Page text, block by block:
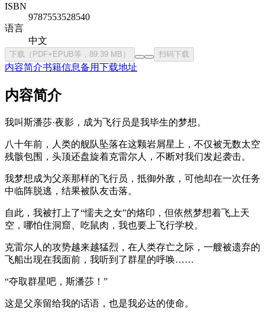
ISBN
9787553528540
语言
中文
下载（PDF+EPUB等，89.39 MB） 扫码下载
内容简介书籍信息备用下载地址
内容简介
我叫斯潘莎·夜影，成为飞行员是我毕生的梦想。
八十年前，人类的舰队坠落在这颗岩屑星上，不仅被无数太空
残骸包围，头顶还盘旋着克雷尔人，不断对我们发起袭击。
我梦想成为父亲那样的飞行员，抵御外敌，可他却在一次任务
中临阵脱逃，结果被队友击落。
自此，我被打上了“懦夫之女”的烙印，但依然梦想着飞上天
空，哪怕住洞窟、吃鼠肉，我也要上飞行学校。
克雷尔人的攻势越来越猛烈，在人类存亡之际，一艘被遗弃的
飞船出现在我面前，我听到了群星的呼唤……
“夺取群星吧，斯潘莎！”
这是父亲留给我的话语，也是我必达的使命。